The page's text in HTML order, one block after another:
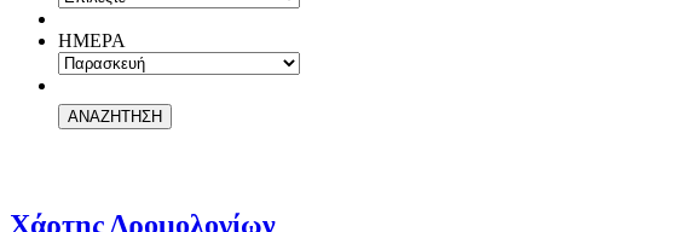
ΗΜΕΡΑ
Χάρτης Δρομολογίων